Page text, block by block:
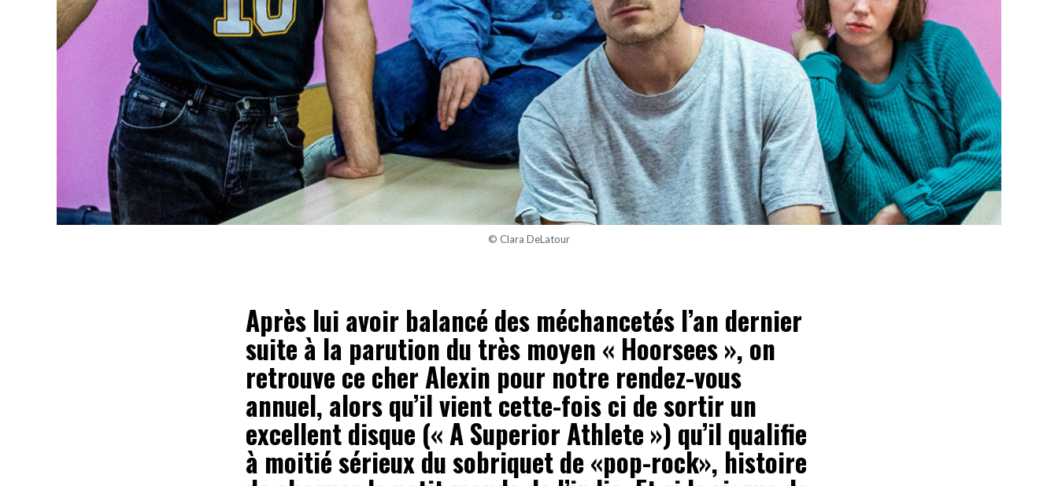
© Clara DeLatour
Après lui avoir balancé des méchancetés l’an dernier
suite à la parution du très moyen « Hoorsees », on
retrouve ce cher Alexin pour notre rendez-vous
annuel, alors qu’il vient cette-fois ci de sortir un
excellent disque (« A Superior Athlete ») qu’il qualifie
à moitié sérieux du sobriquet de «pop-rock», histoire